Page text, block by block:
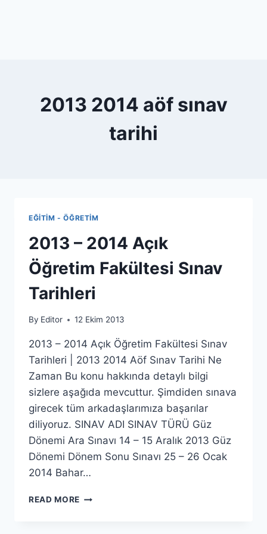
2013 2014 aöf sınav
tarihi
EĞITIM - ÖĞRETIM
2013 – 2014 Açık
Öğretim Fakültesi Sınav
Tarihleri
By Editor 12 Ekim 2013
2013 – 2014 Açık Öğretim Fakültesi Sınav
Tarihleri | 2013 2014 Aöf Sınav Tarihi Ne
Zaman Bu konu hakkında detaylı bilgi
sizlere aşağıda mevcuttur. Şimdiden sınava
girecek tüm arkadaşlarımıza başarılar
diliyoruz. SINAV ADI SINAV TÜRÜ Güz
Dönemi Ara Sınavı 14 – 15 Aralık 2013 Güz
Dönemi Dönem Sonu Sınavı 25 – 26 Ocak
2014 Bahar…
READ MORE 2013